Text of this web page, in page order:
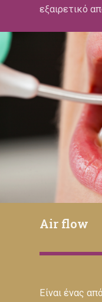
εξαιρετικό
Air flow
Είναι ένας